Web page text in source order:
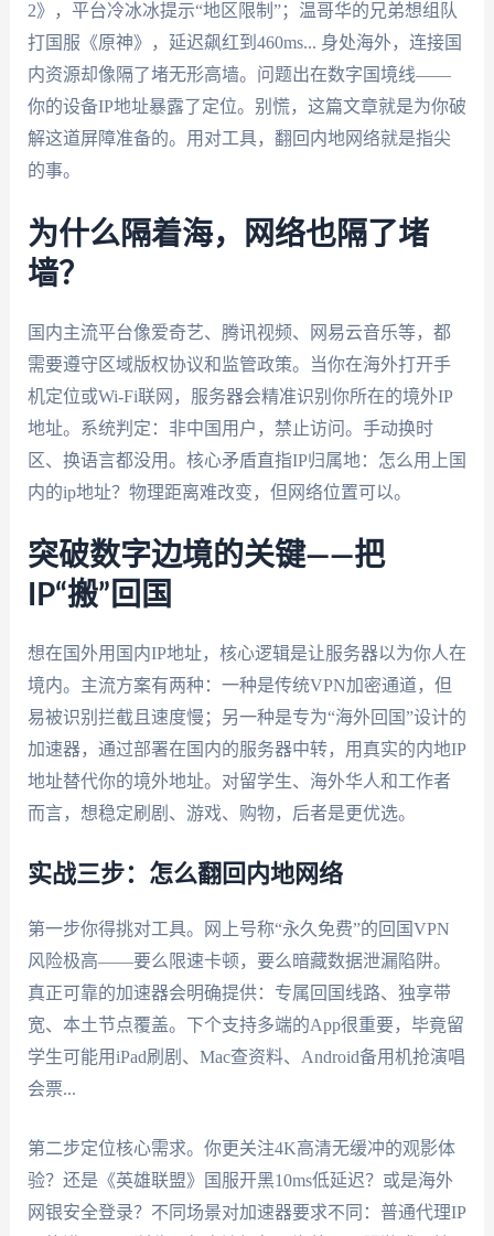
2》，平台冷冰冰提示“地区限制”；温哥华的兄弟想组队
打国服《原神》，延迟飙红到460ms... 身处海外，连接国
内资源却像隔了堵无形高墙。问题出在数字国境线——
你的设备IP地址暴露了定位。别慌，这篇文章就是为你破
解这道屏障准备的。用对工具，翻回内地网络就是指尖
的事。
为什么隔着海，网络也隔了堵
墙？
国内主流平台像爱奇艺、腾讯视频、网易云音乐等，都
需要遵守区域版权协议和监管政策。当你在海外打开手
机定位或Wi-Fi联网，服务器会精准识别你所在的境外IP
地址。系统判定：非中国用户，禁止访问。手动换时
区、换语言都没用。核心矛盾直指IP归属地：怎么用上国
内的ip地址？物理距离难改变，但网络位置可以。
突破数字边境的关键——把
IP“搬”回国
想在国外用国内IP地址，核心逻辑是让服务器以为你人在
境内。主流方案有两种：一种是传统VPN加密通道，但
易被识别拦截且速度慢；另一种是专为“海外回国”设计的
加速器，通过部署在国内的服务器中转，用真实的内地IP
地址替代你的境外地址。对留学生、海外华人和工作者
而言，想稳定刷剧、游戏、购物，后者是更优选。
实战三步：怎么翻回内地网络
第一步你得挑对工具。网上号称“永久免费”的回国VPN
风险极高——要么限速卡顿，要么暗藏数据泄漏陷阱。
真正可靠的加速器会明确提供：专属回国线路、独享带
宽、本土节点覆盖。下个支持多端的App很重要，毕竟留
学生可能用iPad刷剧、Mac查资料、Android备用机抢演唱
会票...
第二步定位核心需求。你更关注4K高清无缓冲的观影体
验？还是《英雄联盟》国服开黑10ms低延迟？或是海外
网银安全登录？不同场景对加速器要求不同：普通代理IP